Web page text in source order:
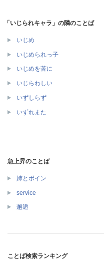
「いじられキャラ」の隣のことば
いじめ
いじめられっ子
いじめを苦に
いじらわしい
いずしらず
いずれまた
急上昇のことば
姉とボイン
service
邂逅
ことば検索ランキング